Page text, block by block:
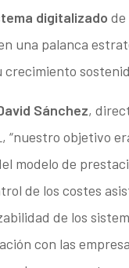
digitalizado
una palanca
crecimiento
Sánchez,
“nuestro objetivo
modelo de
de los costes
de los
con las